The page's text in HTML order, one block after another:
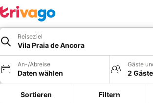
Reiseziel
Vila Praia de Ancora
An-/Abreise
Daten wählen
Gäste
2
Sortieren Filtern